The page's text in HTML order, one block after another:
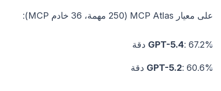
على معيار MCP Atlas (250 مهمة، 36 خادم MCP):
GPT-5.4: 67.2% دقة
GPT-5.2: 60.6% دقة